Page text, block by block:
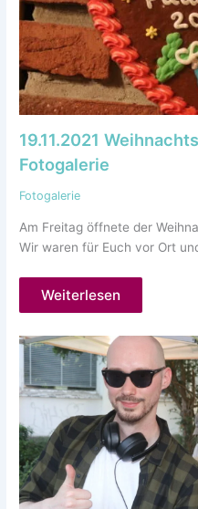
19.11.2021
Fotogalerie
Fotogalerie
Am Freitag öffnete der
Wir waren für Euch vor Ort
Weiterlesen